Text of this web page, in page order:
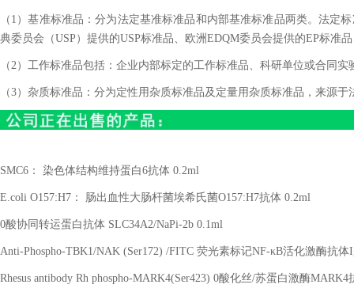
（1）基准标准品：分为法定基准标准品和内部基准标准品两类。法定
典委员会（USP）提供的USP标准品、欧洲EDQM委员会提供的EP标准
（2）工作标准品包括：企业内部标定的工作标准品、科研单位或合同
（3）杂质标准品：分为定性用杂质标准品及定量用杂质标准品，来源
SMC6 ： 染色体结构维持蛋白6抗体 0.2ml
E.coli O157:H7 ： 肠出血性大肠杆菌埃希氏菌O157:H7抗体 0.2ml
0酸协同转运蛋白抗体 SLC34A2/NaPi-2b 0.1ml
Anti-Phospho-TBK1/NAK (Ser172) /FITC 荧光素标记NF-κB活化激酶抗体
Rhesus antibody Rh phospho-MARK4(Ser423) 0酸化丝/苏蛋白激酶MARK4